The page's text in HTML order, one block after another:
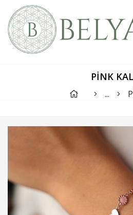
PİNK
...